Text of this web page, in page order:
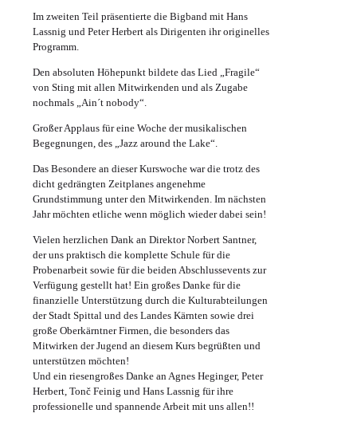
Im zweiten Teil präsentierte die Bigband mit Hans
Lassnig und Peter Herbert als Dirigenten ihr originelles
Programm.
Den absoluten Höhepunkt bildete das Lied „Fragile“
von Sting mit allen Mitwirkenden und als Zugabe
nochmals „Ain´t nobody“.
Großer Applaus für eine Woche der musikalischen
Begegnungen, des „Jazz around the Lake“.
Das Besondere an dieser Kurswoche war die trotz des
dicht gedrängten Zeitplanes angenehme
Grundstimmung unter den Mitwirkenden. Im nächsten
Jahr möchten etliche wenn möglich wieder dabei sein!
Vielen herzlichen Dank an Direktor Norbert Santner,
der uns praktisch die komplette Schule für die
Probenarbeit sowie für die beiden Abschlussevents zur
Verfügung gestellt hat! Ein großes Danke für die
finanzielle Unterstützung durch die Kulturabteilungen
der Stadt Spittal und des Landes Kärnten sowie drei
große Oberkärntner Firmen, die besonders das
Mitwirken der Jugend an diesem Kurs begrüßten und
unterstützen möchten!
Und ein riesengroßes Danke an Agnes Heginger, Peter
Herbert, Tonč Feinig und Hans Lassnig für ihre
professionelle und spannende Arbeit mit uns allen!!